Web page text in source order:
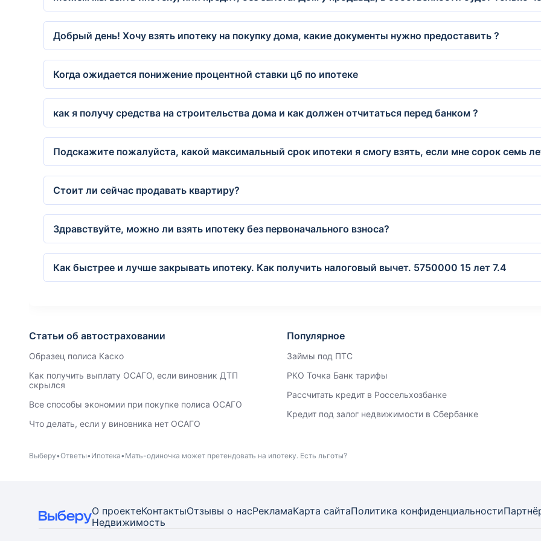
Добрый день! Хочу взять ипотеку на покупку дома, какие документы нужно предоставить ?
Когда ожидается понижение процентной ставки цб по ипотеке
как я получу средства на строительства дома и как должен отчитаться перед банком ?
Подскажите пожалуйста, какой максимальный срок ипотеки я смогу взять, если мне сорок семь
Стоит ли сейчас продавать квартиру?
Здравствуйте, можно ли взять ипотеку без первоначального взноса?
Как быстрее и лучше закрывать ипотеку. Как получить налоговый вычет. 5750000 15 лет 7.4
Статьи об автостраховании
Образец полиса Каско
Как получить выплату ОСАГО, если виновник ДТП
скрылся
Все способы экономии при покупке полиса ОСАГО
Что делать, если у виновника нет ОСАГО
Популярное
Займы под ПТС
РКО Точка Банк тарифы
Рассчитать кредит в Россельхозбанке
Кредит под залог недвижимости в Сбербанке
Выберу Ответы Ипотека Мать-одиночка может претендовать на ипотеку. Есть льготы?
О проектеКонтактыОтзывы о насРекламаКарта сайтаПолитика конфиденциальности
Недвижимость